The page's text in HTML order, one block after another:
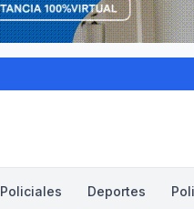
Policiales Deportes